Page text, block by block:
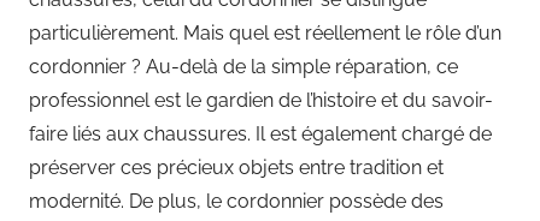
particulièrement. Mais quel est réellement le rôle d’un
cordonnier ? Au-delà de la simple réparation, ce
professionnel est le gardien de l’histoire et du savoir-
faire liés aux chaussures. Il est également chargé de
préserver ces précieux objets entre tradition et
modernité. De plus, le cordonnier possède des